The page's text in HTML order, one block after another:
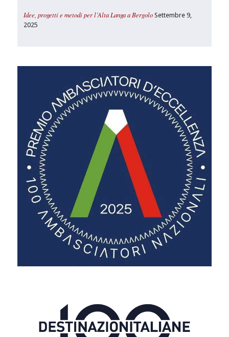
Idee, progetti e metodi per l’Alta Langa a Bergolo Settembre 9,
2025